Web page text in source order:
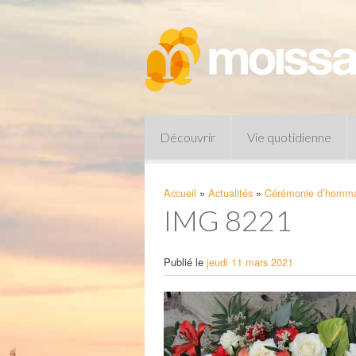
Découvrir Vie quotidienne
Pharmacies de garde
Accueil » Actualités » Cérémonie
IMG 8221
Publié le jeudi 11 mars 2021